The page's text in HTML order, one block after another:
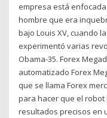
empresa está
hombre que era
bajo Louis XV, cuando
experimentó varias
Obama-35. Forex
automatizado Forex
que se llama Forex
para hacer que el
resultados precisos en